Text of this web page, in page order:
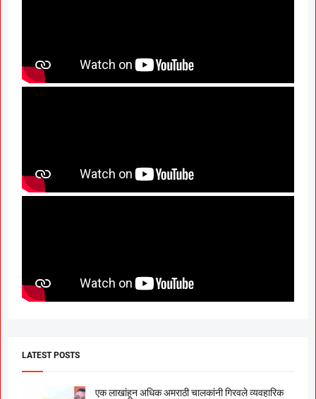
LATEST POSTS
एक लाखांहून अधिक अमराठी चालकांनी गिरवले व्यवहारिक